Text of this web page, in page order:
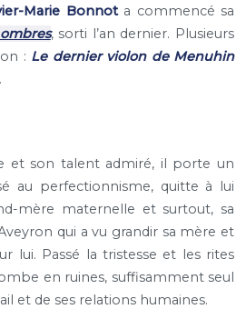
Marie Bonnota commencé sa
, sorti l’an dernier. Plusieurs
: Le dernier violon de Menuhin
et son talent admiré, il porte un
au perfectionnisme, quitte à lui
mère maternelle et surtout, sa
qui a vu grandir sa mère et
lui. Passé la tristesse et les rites
en ruines, suffisamment seul
et de ses relations humaines.